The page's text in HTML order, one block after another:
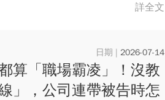
詳全文
2026-07-14
算「職場霸凌」！沒教
」，公司連帶被告時怎